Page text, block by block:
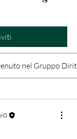
nel Gruppo